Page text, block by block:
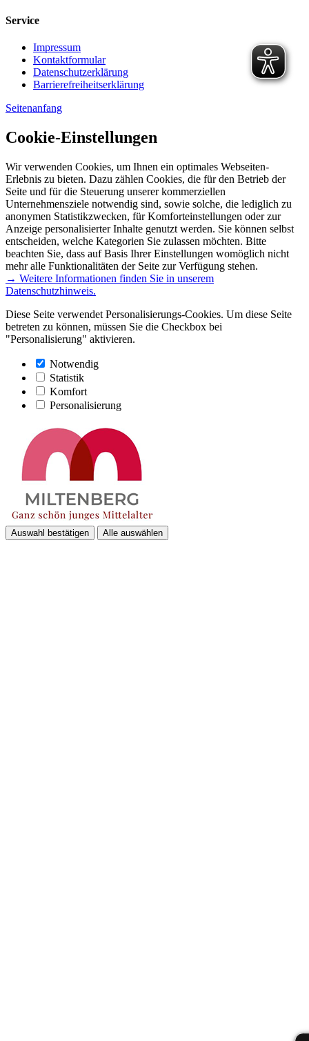
Service
Impressum
Kontaktformular
Datenschutzerklärung
Barrierefreiheitserklärung
Seitenanfang
Cookie-Einstellungen
Wir verwenden Cookies, um Ihnen ein optimales Webseiten-
Erlebnis zu bieten. Dazu zählen Cookies, die für den Betrieb der
Seite und für die Steuerung unserer kommerziellen
Unternehmensziele notwendig sind, sowie solche, die lediglich zu
anonymen Statistikzwecken, für Komforteinstellungen oder zur
Anzeige personalisierter Inhalte genutzt werden. Sie können selbst
entscheiden, welche Kategorien Sie zulassen möchten. Bitte
beachten Sie, dass auf Basis Ihrer Einstellungen womöglich nicht
mehr alle Funktionalitäten der Seite zur Verfügung stehen.
→ Weitere Informationen finden Sie in unserem
Datenschutzhinweis.
Diese Seite verwendet Personalisierungs-Cookies. Um diese Seite
betreten zu können, müssen Sie die Checkbox bei
"Personalisierung" aktivieren.
Notwendig
Statistik
Komfort
Personalisierung
Auswahl bestätigen Alle auswählen